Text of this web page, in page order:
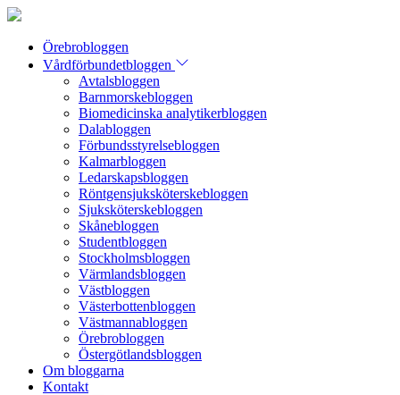
Örebrobloggen
Vårdförbundetbloggen
Avtalsbloggen
Barnmorskebloggen
Biomedicinska analytikerbloggen
Dalabloggen
Förbundsstyrelsebloggen
Kalmarbloggen
Ledarskapsbloggen
Röntgensjuksköterskebloggen
Sjuksköterskebloggen
Skånebloggen
Studentbloggen
Stockholmsbloggen
Värmlandsbloggen
Västbloggen
Västerbottenbloggen
Västmannabloggen
Örebrobloggen
Östergötlandsbloggen
Om bloggarna
Kontakt